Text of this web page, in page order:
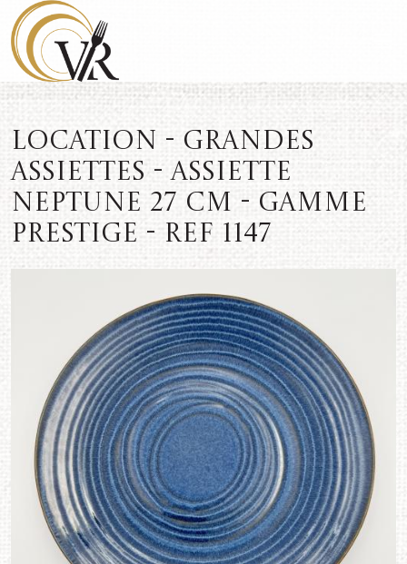
Location - Grandes
assiettes - Assiette
Neptune 27 cm - Gamme
Prestige - REF 1147